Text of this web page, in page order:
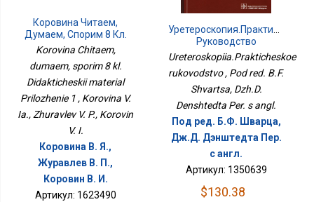
Коровина Читаем,
Думаем, Спорим 8 Кл.
Дидактический
Материал Приложение 1
Korovina Chitaem,
dumaem, sporim 8 kl.
Didakticheskii material
Prilozhenie 1 , Korovina V.
Ia., Zhuravlev V. P., Korovin
V. I.
Коровина В. Я.,
Журавлев В. П.,
Коровин В. И.
Артикул: 1623490
Уретероскопия.Практическое
Руководство
Ureteroskopiia.Prakticheskoe
rukovodstvo , Pod red. B.F.
Shvartsa, Dzh.D.
Denshtedta Per. s angl.
Под ред. Б.Ф. Шварца,
Дж.Д. Дэнштедта Пер.
с англ.
Артикул: 1350639
$130.38